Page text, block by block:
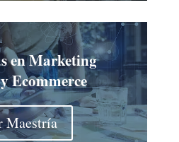
en Marketing
Ecommerce
Maestría